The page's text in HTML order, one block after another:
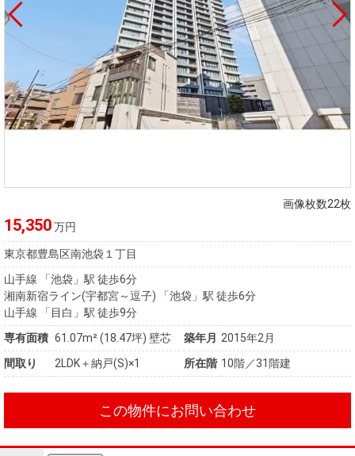
画像枚数22枚
15,350万円
東京都豊島区南池袋１丁目
山手線 「池袋」駅 徒歩6分
湘南新宿ライン(宇都宮～逗子) 「池袋」駅 徒歩6分
山手線 「目白」駅 徒歩9分
専有面積 61.07m²(18.47坪) 壁芯 築年月 2015年2月
間取り
2LDK＋納戸(S)×1 所在階 10階／31階建
この物件にお問い合わせ